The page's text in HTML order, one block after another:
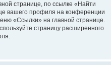
странице, по ссылке «Найти
вашего профиля на конференции
«Ссылки» на главной странице.
страницу расширенного